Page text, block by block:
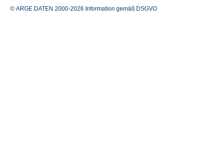
© ARGE DATEN 2000-2026 Information gemäß DSGVO